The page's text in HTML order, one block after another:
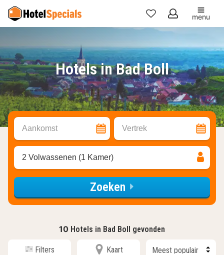
Mijn
menu
Hotels in Bad Boll
Aankomst Vertrek
2 Volwassenen (1 Kamer)
Zoeken
10 Hotels in Bad Boll gevonden
Filters Kaart